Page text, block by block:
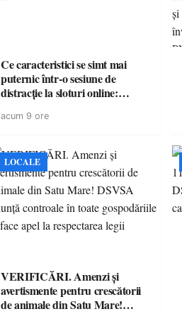
Ce caracteristici se simt mai
puternic într-o sesiune de
distracție la sloturi online:
acum 9 ore
LOCALE
VERIFICĂRI. Amenzi și
avertismente pentru crescătorii
de animale din Satu Mare!